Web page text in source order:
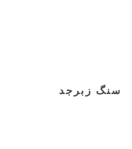
سنگ زبرجد